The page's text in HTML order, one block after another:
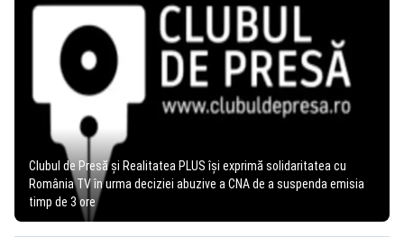
Clubul de Presă și Realitatea PLUS își exprimă solidaritatea cu
România TV în urma deciziei abuzive a CNA de a suspenda emisia
timp de 3 ore